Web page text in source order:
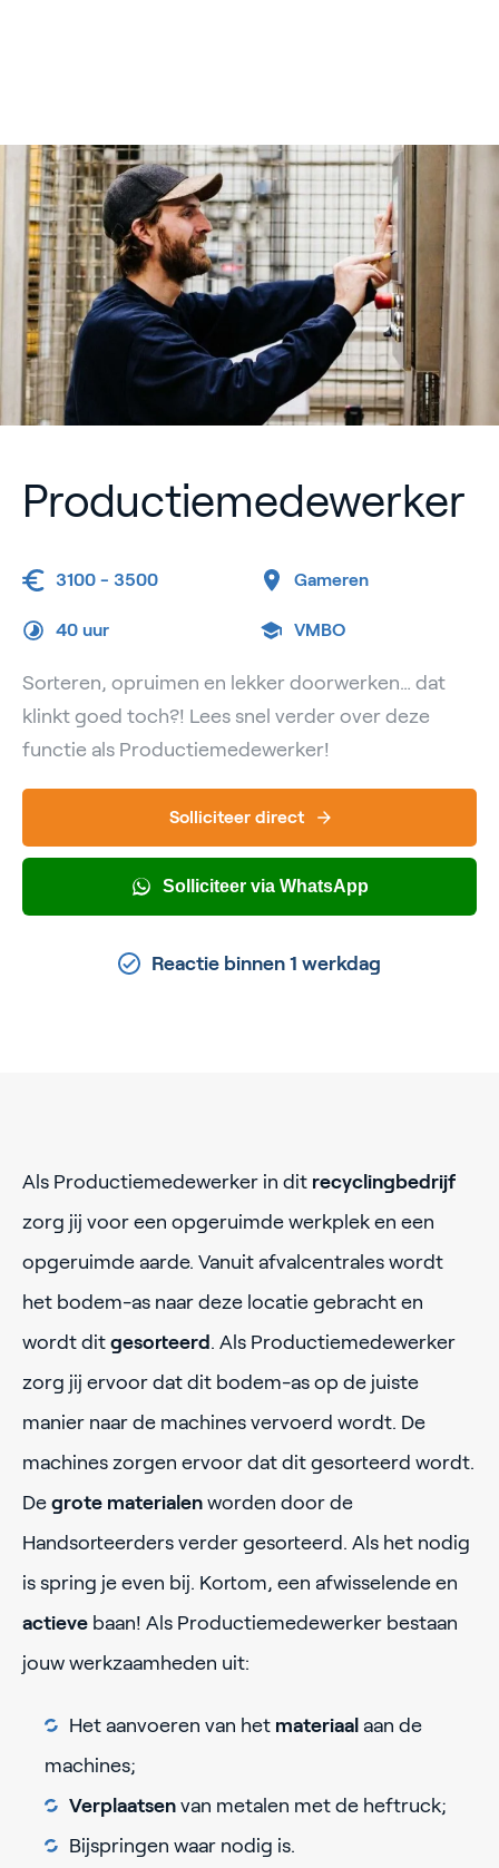
Productiemedewerker
3100 - 3500 Gameren
40 uur VMBO
Sorteren, opruimen en lekker doorwerken… dat
klinkt goed toch?! Lees snel verder over deze
functie als Productiemedewerker!
Solliciteer direct
Solliciteer via WhatsApp
Reactie binnen 1 werkdag
Als Productiemedewerker in dit recyclingbedrijf
zorg jij voor een opgeruimde werkplek en een
opgeruimde aarde. Vanuit afvalcentrales wordt
het bodem-as naar deze locatie gebracht en
wordt dit gesorteerd . Als Productiemedewerker
zorg jij ervoor dat dit bodem-as op de juiste
manier naar de machines vervoerd wordt. De
machines zorgen ervoor dat dit gesorteerd wordt.
De grote materialen worden door de
Handsorteerders verder gesorteerd. Als het nodig
is spring je even bij. Kortom, een afwisselende en
actieve baan! Als Productiemedewerker bestaan
jouw werkzaamheden uit:
Het aanvoeren van het materiaal aan de
machines;
Verplaatsen van metalen met de heftruck;
Bijspringen waar nodig is.